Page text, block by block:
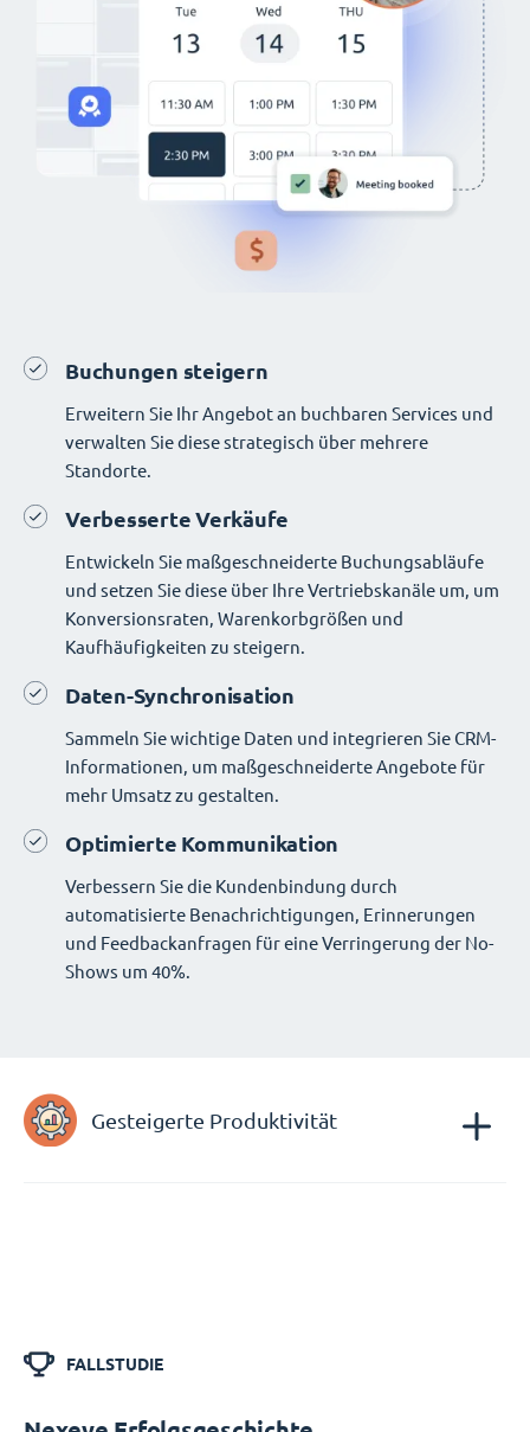
Buchungen steigern
Erweitern Sie Ihr Angebot an buchbaren Services und
verwalten Sie diese strategisch über mehrere
Standorte.
Verbesserte Verkäufe
Entwickeln Sie maßgeschneiderte Buchungsabläufe
und setzen Sie diese über Ihre Vertriebskanäle um, um
Konversionsraten, Warenkorbgrößen und
Kaufhäufigkeiten zu steigern.
Daten-Synchronisation
Sammeln Sie wichtige Daten und integrieren Sie CRM-
Informationen, um maßgeschneiderte Angebote für
mehr Umsatz zu gestalten.
Optimierte Kommunikation
Verbessern Sie die Kundenbindung durch
automatisierte Benachrichtigungen, Erinnerungen
und Feedbackanfragen für eine Verringerung der No-
Shows um 40%.
Gesteigerte Produktivität
FALLSTUDIE